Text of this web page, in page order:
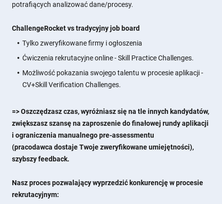
potrafiących analizować dane/procesy.
ChallengeRocket vs tradycyjny job board
Tylko zweryfikowane firmy i ogłoszenia
Ćwiczenia rekrutacyjne online - Skill Practice Challenges.
Możliwość pokazania swojego talentu w procesie aplikacji -
CV+Skill Verification Challenges.
=> Oszczędzasz czas, wyróżniasz się na tle innych kandydatów,
zwiększasz szansę na zaproszenie do finałowej rundy aplikacji
i ograniczenia manualnego pre-assessmentu
(pracodawca dostaje Twoje zweryfikowane umiejętności),
szybszy feedback.
Nasz proces pozwalający wyprzedzić konkurencję w procesie
rekrutacyjnym: